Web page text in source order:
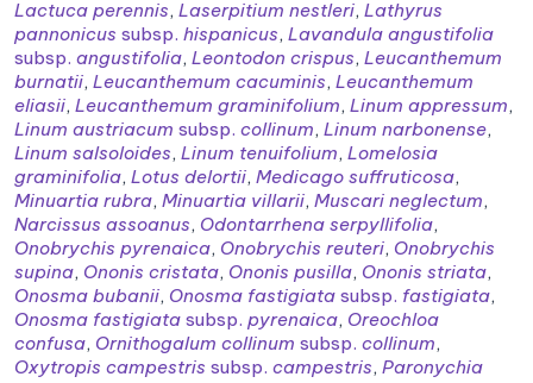
Lactuca perennis, Laserpitium nestleri, Lathyrus
pannonicus subsp. hispanicus, Lavandula angustifolia
subsp. angustifolia, Leontodon crispus, Leucanthemum
burnatii, Leucanthemum cacuminis, Leucanthemum
eliasii, Leucanthemum graminifolium, Linum appressum,
Linum austriacum subsp. collinum, Linum narbonense,
Linum salsoloides, Linum tenuifolium, Lomelosia
graminifolia, Lotus delortii, Medicago suffruticosa,
Minuartia rubra, Minuartia villarii, Muscari neglectum,
Narcissus assoanus, Odontarrhena serpyllifolia,
Onobrychis pyrenaica, Onobrychis reuteri, Onobrychis
supina, Ononis cristata, Ononis pusilla, Ononis striata,
Onosma bubanii, Onosma fastigiata subsp. fastigiata,
Onosma fastigiata subsp. pyrenaica, Oreochloa
confusa, Ornithogalum collinum subsp. collinum,
Oxytropis campestris subsp. campestris, Paronychia